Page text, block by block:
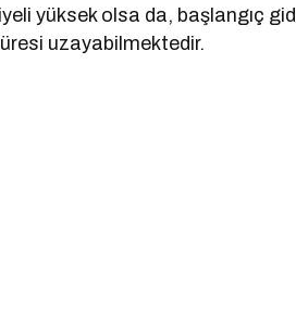
yüksek olsa da, başlangıç
uzayabilmektedir.